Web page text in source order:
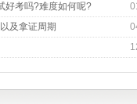
好考吗?难度如何呢?
及拿证周期